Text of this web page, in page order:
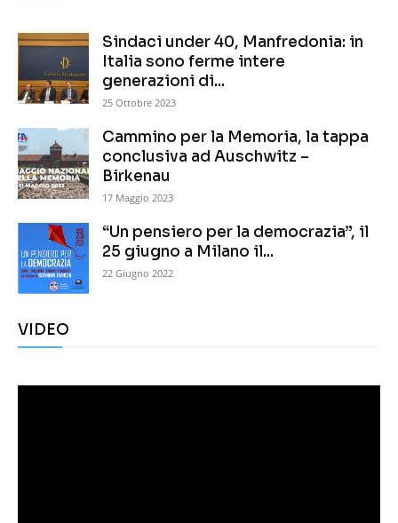
Sindaci under 40, Manfredonia: in
Italia sono ferme intere
generazioni di...
25 Ottobre 2023
Cammino per la Memoria, la tappa
conclusiva ad Auschwitz –
Birkenau
17 Maggio 2023
“Un pensiero per la democrazia”, il
25 giugno a Milano il...
22 Giugno 2022
VIDEO